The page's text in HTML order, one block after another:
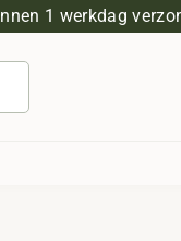
1 werkdag